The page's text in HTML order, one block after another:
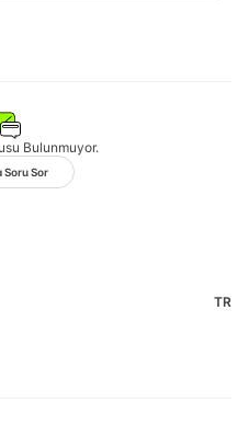
Bulunmuyor.
Soru Sor
TR